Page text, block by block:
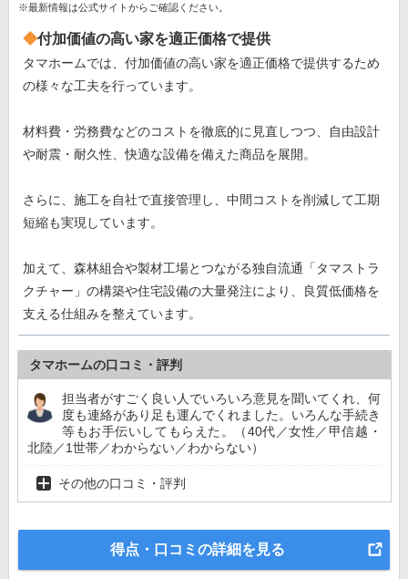
※最新情報は公式サイトからご確認ください。
付加価値の高い家を適正価格で提供
タマホームでは、付加価値の高い家を適正価格で提供するため
の様々な工夫を行っています。
材料費・労務費などのコストを徹底的に見直しつつ、自由設計
や耐震・耐久性、快適な設備を備えた商品を展開。
さらに、施工を自社で直接管理し、中間コストを削減して工期
短縮も実現しています。
加えて、森林組合や製材工場とつながる独自流通「タマストラ
クチャー」の構築や住宅設備の大量発注により、良質低価格を
支える仕組みを整えています。
タマホームの口コミ・評判
担当者がすごく良い人でいろいろ意見を聞いてくれ、何
度も連絡があり足も運んでくれました。いろんな手続き
等もお手伝いしてもらえた。（40代／女性／甲信越・
北陸／1世帯／わからない／わからない）
その他の口コミ・評判
得点・口コミの詳細を見る